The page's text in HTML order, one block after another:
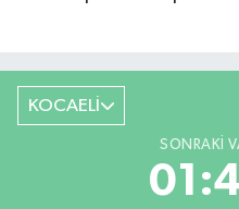
KOCAELİ
SONRAKI